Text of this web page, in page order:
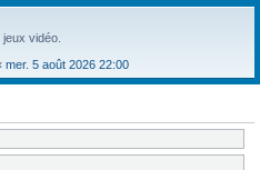
vidéo.
mer. 5 août 2026 22:00